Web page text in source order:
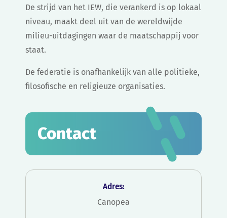
De strijd van het IEW, die verankerd is op lokaal
niveau, maakt deel uit van de wereldwijde
milieu-uitdagingen waar de maatschappij voor
staat.
De federatie is onafhankelijk van alle politieke,
filosofische en religieuze organisaties.
Contact
Adres:
Canopea